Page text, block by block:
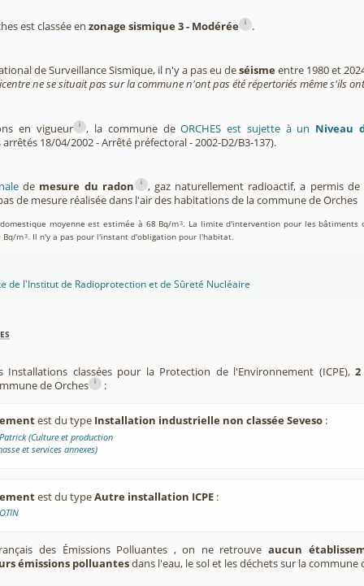
est classée en zonage sismique 3 - Modérée i .
de Surveillance Sismique, il n'y a pas eu deséismeentre 1980 et
ne se situait pas sur la commune n'ont pas été répertoriés même s'ils
en vigueur i , la commune deORCHES est sujette à un Niveau
18/04/2002 - Arrêté préfectoral - 2002-D2/B3-137).
de mesure du radon i
, gaz naturellement radioactif, a permis
de mesure réalisée dans l'air des habitations de la commune de Orches
moyenne est estimée à 68 Bq/m3. La limite d'intervention pour les bâtiments
Bq/m3. Il n'y a pas pour l'instant d'obligation pour l'habitat.
de l'Institut de Radioprotection et de Sûreté Nucléaire
Installations classées pour la Protection de l'Environnement (ICPE),2
de Orches
i :
est du type Installation industrielle non classée Seveso :
Patrick (Culture et production
et services annexes)
est du typeAutre installation ICPE :
des Émissions Polluantes , on ne retrouveaucun
émissions polluantesdans l'eau, le sol et les déchets sur la commune